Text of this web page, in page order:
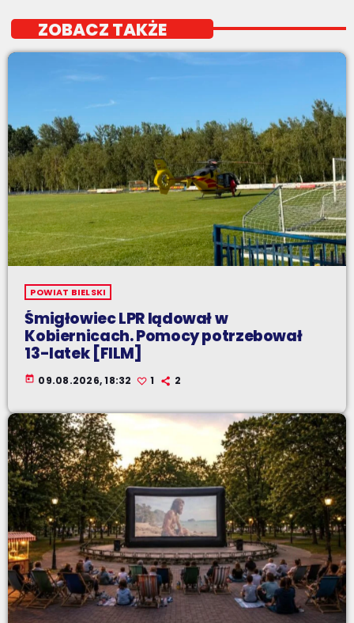
ZOBACZ TAKŻE
POWIAT BIELSKI
Śmigłowiec LPR lądował w
Kobiernicach. Pomocy potrzebował
13-latek [FILM]
today 09.08.2026, 18:32 1 2